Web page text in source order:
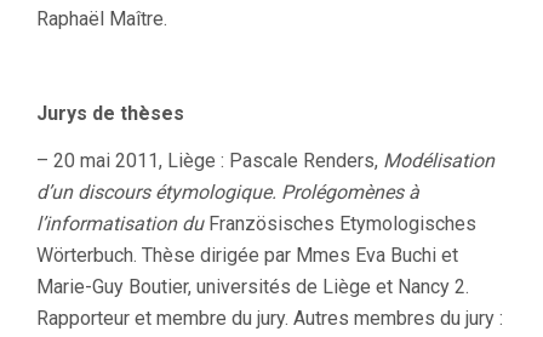
Raphaël Maître.
Jurys de thèses
– 20 mai 2011, Liège : Pascale Renders, Modélisation
d’un discours étymologique. Prolégomènes à
l’informatisation du Französisches Etymologisches
Wörterbuch. Thèse dirigée par Mmes Eva Buchi et
Marie-Guy Boutier, universités de Liège et Nancy 2.
Rapporteur et membre du jury. Autres membres du jury :